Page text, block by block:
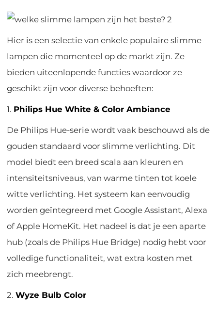
Hier is een selectie van enkele populaire slimme
lampen die momenteel op de markt zijn. Ze
bieden uiteenlopende functies waardoor ze
geschikt zijn voor diverse behoeften:
1. Philips Hue White & Color Ambiance
De Philips Hue-serie wordt vaak beschouwd als de
gouden standaard voor slimme verlichting. Dit
model biedt een breed scala aan kleuren en
intensiteitsniveaus, van warme tinten tot koele
witte verlichting. Het systeem kan eenvoudig
worden geïntegreerd met Google Assistant, Alexa
of Apple HomeKit. Het nadeel is dat je een aparte
hub (zoals de Philips Hue Bridge) nodig hebt voor
volledige functionaliteit, wat extra kosten met
zich meebrengt.
2.Wyze Bulb Color